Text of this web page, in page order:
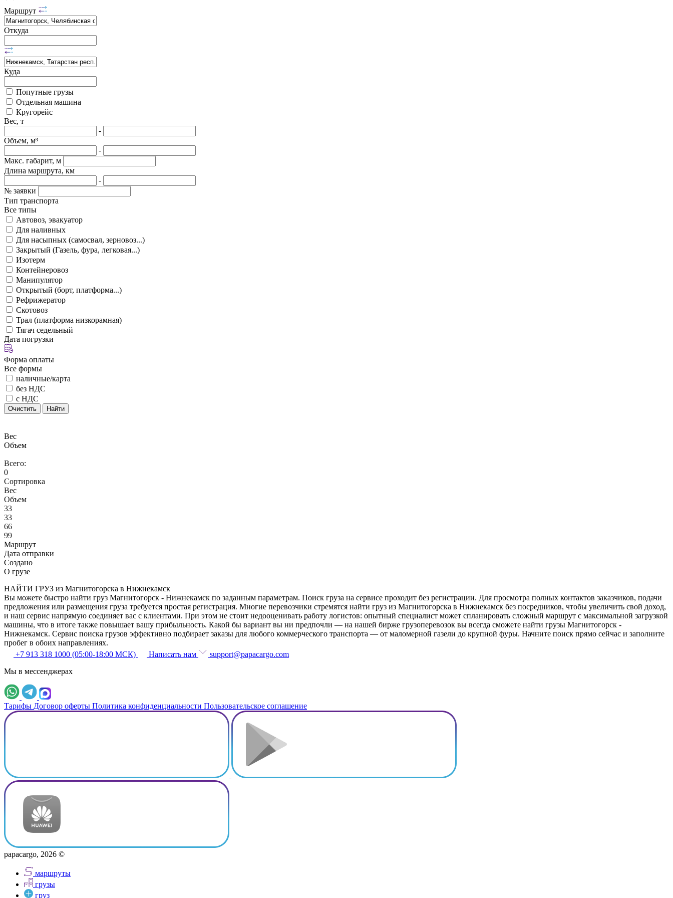
Маршрут
Откуда
Куда
Попутные грузы
Отдельная машина
Кругорейс
Вес, т
-
Объем, м³
-
Макс. габарит, м
Длина маршрута, км
-
№ заявки
Тип транспорта
Все типы
Автовоз, эвакуатор
Для наливных
Для насыпных (самосвал, зерновоз...)
Закрытый (Газель, фура, легковая...)
Изотерм
Контейнеровоз
Манипулятор
Открытый (борт, платформа...)
Рефрижератор
Скотовоз
Трал (платформа низкорамная)
Тягач седельный
Дата погрузки
Форма оплаты
Все формы
наличные/карта
без НДС
с НДС
Очистить Найти
Вес
Объем
Всего:
0
Сортировка
Вес
Объем
33
33
66
99
Маршрут
Дата отправки
Создано
О грузе
НАЙТИ ГРУЗ из Магнитогорска в Нижнекамск
Вы можете быстро найти груз Магнитогорск - Нижнекамск по заданным параметрам. Поиск груза на сервисе проходит без регистрации. Для просмотра полных контактов заказчиков, подачи
предложения или размещения груза требуется простая регистрация. Многие перевозчики стремятся найти груз из Магнитогорска в Нижнекамск без посредников, чтобы увеличить свой доход,
и наш сервис напрямую соединяет вас с клиентами. При этом не стоит недооценивать работу логистов: опытный специалист может спланировать сложный маршрут с максимальной загрузкой
машины, что в итоге также повышает вашу прибыльность. Какой бы вариант вы ни предпочли — на нашей бирже грузоперевозок вы всегда сможете найти грузы Магнитогорск -
Нижнекамск. Сервис поиска грузов эффективно подбирает заказы для любого коммерческого транспорта — от маломерной газели до крупной фуры. Начните поиск прямо сейчас и заполните
пробег в обоих направлениях.
+7 913 318 1000 (05:00-18:00 МСК)
Написать нам
support@papacargo.com
Мы в мессенджерах
Тарифы Договор оферты Политика конфиденциальности Пользовательское соглашение
papacargo, 2026 ©
маршруты
грузы
груз